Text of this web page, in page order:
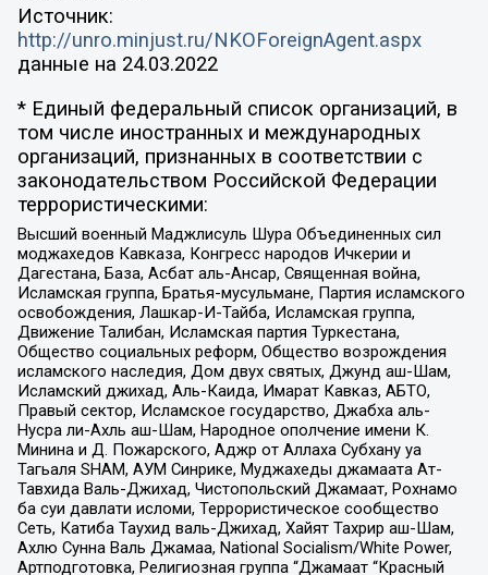
Источник:
http://unro.minjust.ru/NKOForeignAgent.aspx
данные на 24.03.2022
* Единый федеральный список организаций, в
том числе иностранных и международных
организаций, признанных в соответствии с
законодательством Российской Федерации
террористическими:
Высший военный Маджлисуль Шура Объединенных сил
моджахедов Кавказа, Конгресс народов Ичкерии и
Дагестана, База, Асбат аль-Ансар, Священная война,
Исламская группа, Братья-мусульмане, Партия исламского
освобождения, Лашкар-И-Тайба, Исламская группа,
Движение Талибан, Исламская партия Туркестана,
Общество социальных реформ, Общество возрождения
исламского наследия, Дом двух святых, Джунд аш-Шам,
Исламский джихад, Аль-Каида, Имарат Кавказ, АБТО,
Правый сектор, Исламское государство, Джабха аль-
Нусра ли-Ахль аш-Шам, Народное ополчение имени К.
Минина и Д. Пожарского, Аджр от Аллаха Субхану уа
Тагьаля SHAM, АУМ Синрике, Муджахеды джамаата Ат-
Тавхида Валь-Джихад, Чистопольский Джамаат, Рохнамо
ба суи давлати исломи, Террористическое сообщество
Сеть, Катиба Таухид валь-Джихад, Хайят Тахрир аш-Шам,
Ахлю Сунна Валь Джамаа, National Socialism/White Power,
Артподготовка, Религиозная группа “Джамаат “Красный